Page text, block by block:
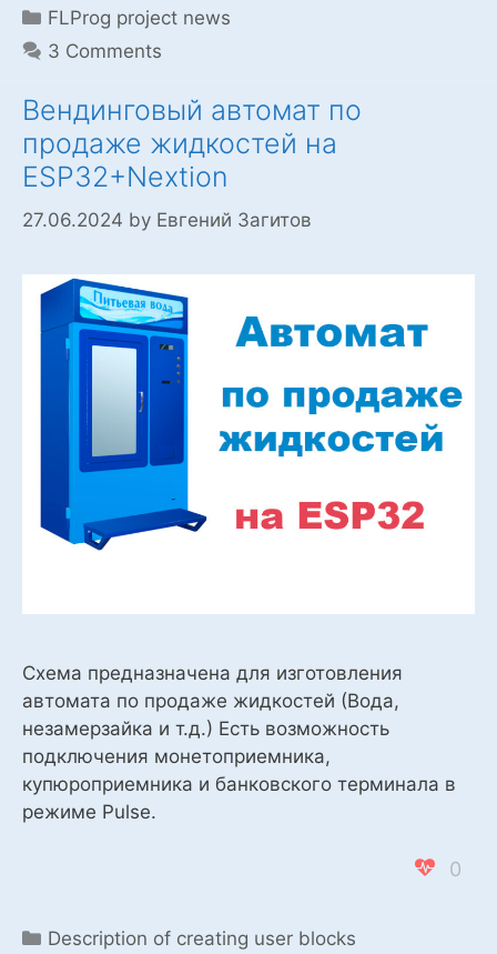
beta
version
program
Categories
FLProg project news
3 Comments
Вендинговый автомат по
продаже жидкостей на
ESP32+Nextion
27.06.2024 by Евгений Загитов
Схема предназначена для изготовления
автомата по продаже жидкостей (Вода,
незамерзайка и т.д.) Есть возможность
подключения монетоприемника,
купюроприемника и банковского терминала в
режиме Pulse.
0
Categories
Description of creating user blocks